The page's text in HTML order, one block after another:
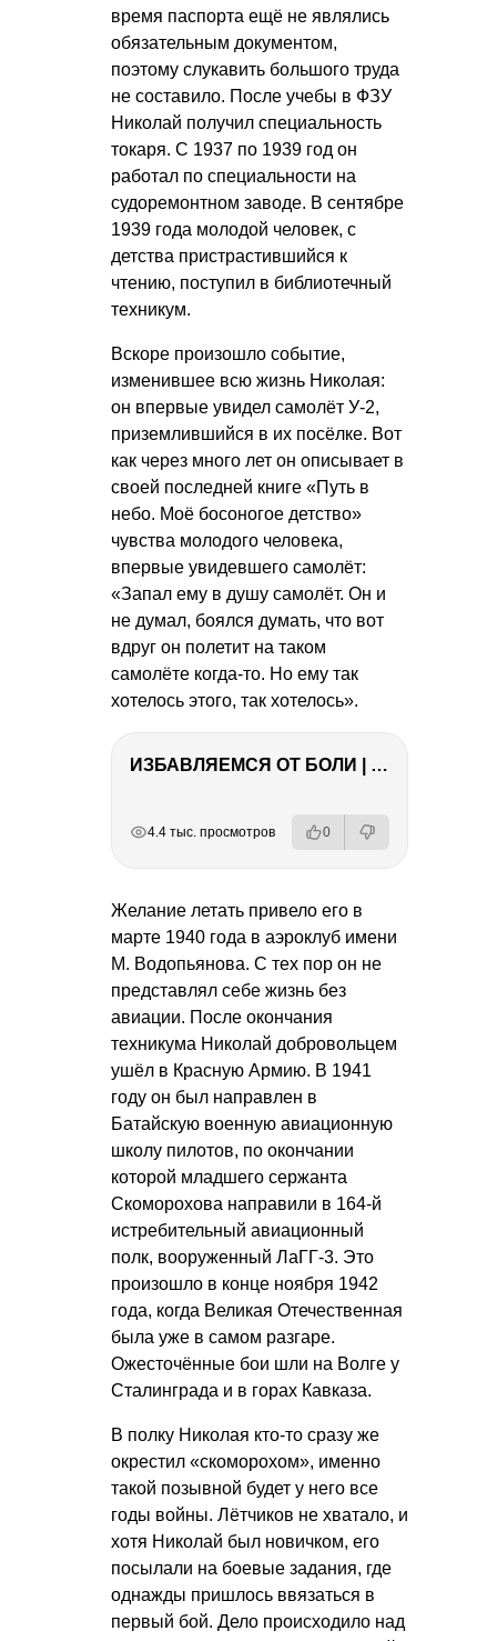
время паспорта ещё не являлись
обязательным документом,
поэтому слукавить большого труда
не составило. После учебы в ФЗУ
Николай получил специальность
токаря. С 1937 по 1939 год он
работал по специальности на
судоремонтном заводе. В сентябре
1939 года молодой человек, с
детства пристрастившийся к
чтению, поступил в библиотечный
техникум.
Вскоре произошло событие,
изменившее всю жизнь Николая:
он впервые увидел самолёт У-2,
приземлившийся в их посёлке. Вот
как через много лет он описывает в
своей последней книге «Путь в
небо. Моё босоногое детство»
чувства молодого человека,
впервые увидевшего самолёт:
«Запал ему в душу самолёт. Он и
не думал, боялся думать, что вот
вдруг он полетит на таком
самолёте когда-то. Но ему так
хотелось этого, так хотелось».
ИЗБАВЛЯЕМСЯ ОТ БОЛИ | Важность режима и питания
4.4 тыс. просмотров 0
Желание летать привело его в
марте 1940 года в аэроклуб имени
М. Водопьянова. С тех пор он не
представлял себе жизнь без
авиации. После окончания
техникума Николай добровольцем
ушёл в Красную Армию. В 1941
году он был направлен в
Батайскую военную авиационную
школу пилотов, по окончании
которой младшего сержанта
Скоморохова направили в 164-й
истребительный авиационный
полк, вооруженный ЛаГГ-3. Это
произошло в конце ноября 1942
года, когда Великая Отечественная
была уже в самом разгаре.
Ожесточённые бои шли на Волге у
Сталинграда и в горах Кавказа.
В полку Николая кто-то сразу же
окрестил «скоморохом», именно
такой позывной будет у него все
годы войны. Лётчиков не хватало, и
хотя Николай был новичком, его
посылали на боевые задания, где
однажды пришлось ввязаться в
первый бой. Дело происходило над